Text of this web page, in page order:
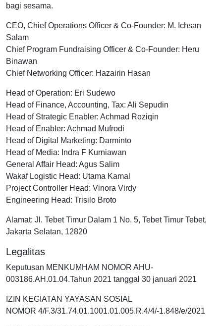
bagi sesama.
CEO, Chief Operations Officer & Co-Founder: M. Ichsan
Salam
Chief Program Fundraising Officer & Co-Founder: Heru
Binawan
Chief Networking Officer: Hazairin Hasan
Head of Operation: Eri Sudewo
Head of Finance, Accounting, Tax: Ali Sepudin
Head of Strategic Enabler: Achmad Roziqin
Head of Enabler: Achmad Mufrodi
Head of Digital Marketing: Darminto
Head of Media: Indra F Kurniawan
General Affair Head: Agus Salim
Wakaf Logistic Head: Utama Kamal
Project Controller Head: Vinora Virdy
Engineering Head: Trisilo Broto
Alamat: Jl. Tebet Timur Dalam 1 No. 5, Tebet Timur Tebet,
Jakarta Selatan, 12820
Legalitas
Keputusan MENKUMHAM NOMOR AHU-
003186.AH.01.04.Tahun 2021 tanggal 30 januari 2021
IZIN KEGIATAN YAYASAN SOSIAL
NOMOR 4/F.3/31.74.01.1001.01.005.R.4/4/-1.848/e/2021